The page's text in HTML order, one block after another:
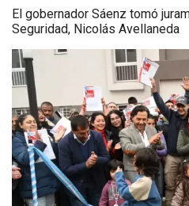
El gobernador Sáenz tomó
Seguridad, Nicolás Avellaneda